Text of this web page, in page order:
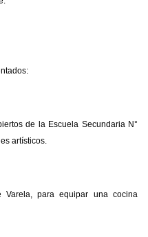
de la Escuela Secundaria N°
artísticos.
Varela, para equipar una cocina